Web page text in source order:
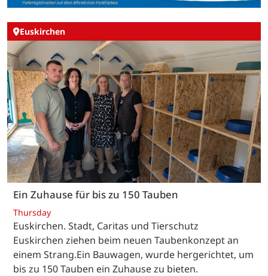
Euskirchen
Ein Zuhause für bis zu 150 Tauben
Thursday
Euskirchen. Stadt, Caritas und Tierschutz
Euskirchen ziehen beim neuen Taubenkonzept an
einem Strang.Ein Bauwagen, wurde hergerichtet, um
bis zu 150 Tauben ein Zuhause zu bieten.